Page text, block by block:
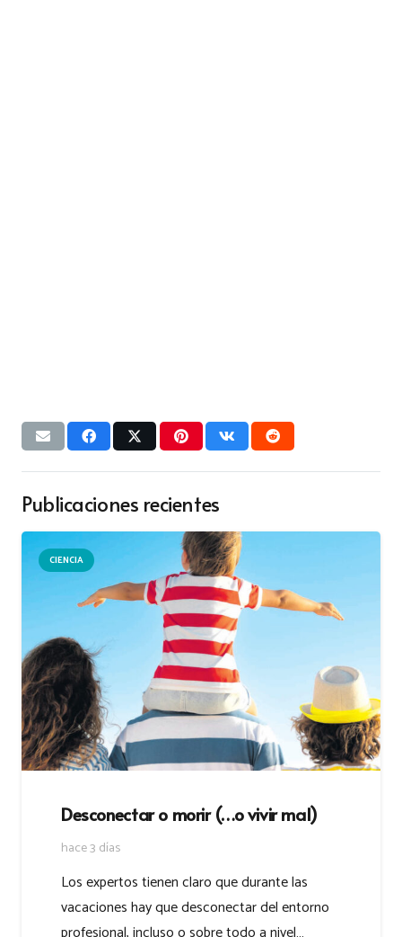
Publicaciones recientes
CIENCIA
Desconectar o morir (…o vivir mal)
hace 3 días
Los expertos tienen claro que durante las
vacaciones hay que desconectar del entorno